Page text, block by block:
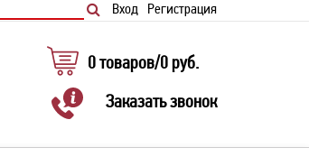
Вход Регистрация
0 товаров/0 руб.
Заказать звонок